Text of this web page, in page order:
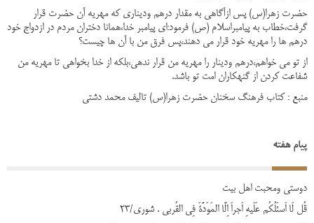
حضرت زهرا(س) پس ازآگاهی به مقدار درهم ودیناری که مهریه آن حضرت قرار
گرفت،خطاب به پیامبراسلام (ص) فرمود:ای پیامبر خدا،همانا دختران مردم در ازدواج خود
درهم ها را مهریه خود قرار می دهند،پس فرق من با آن ها چیست؟
از تو می خواهم،درهم ودینار را مهریه من قرار ندهی،بلکه از خدا بخواهی تا مهریه من
شفاعت کردن از گنهکاران امت تو باشد.
منبع : کتاب فرهنگ سخنان حضرت زهرا(س) تالیف محمد دشتی
پیام هفته
دوستی ومحبت اهل بیت
قُل لَا اَسئَلُکُم عَلَیهِ اَجراَ اِلَّا المَوَدَّةَ فِی القُربی . شوری/23